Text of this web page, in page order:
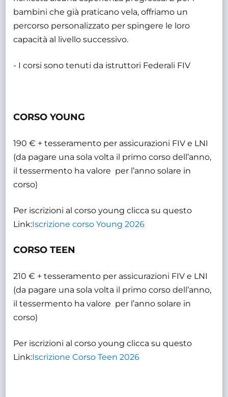
bambini che già praticano vela, offriamo un
percorso personalizzato per spingere le loro
capacità al livello successivo.
- I corsi sono tenuti da istruttori Federali FIV
CORSO YOUNG
190 € + tesseramento per assicurazioni FIV e LNI
(da pagare una sola volta il primo corso dell’anno,
il tessermento ha valore per l’anno solare in
corso)
Per iscrizioni al corso young clicca su questo
Link:Iscrizione corso Young 2026
CORSO TEEN
210 € + tesseramento per assicurazioni FIV e LNI
(da pagare una sola volta il primo corso dell’anno,
il tessermento ha valore per l’anno solare in
corso)
Per iscrizioni al corso young clicca su questo
Link:Iscrizione Corso Teen 2026